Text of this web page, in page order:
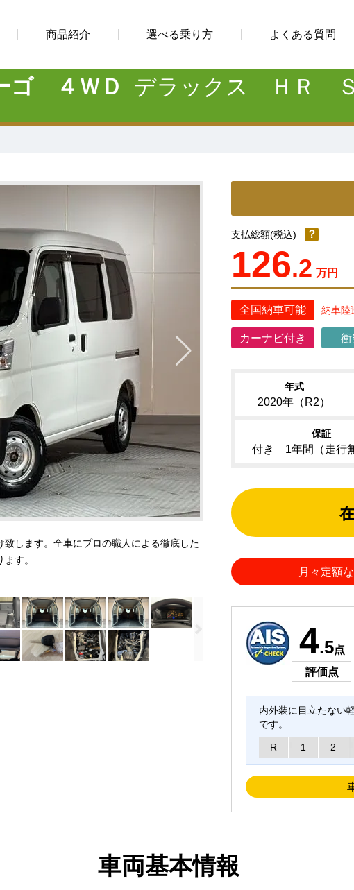
商品紹介 選べる乗り方 よくある質問
ゴ ４ＷＤ デラックス ＨＲ
します。全車にプロの職人による徹底した
す。
支払総額(税込)
126.2 万円
？
全国納車可能 納車陸
カーナビ付き 衝
年式
2020年（R2）
保証
付き 1年間（走行無
月々定額
4.5点
評価点
内外装に目立たない
です。
R 1 2
車両基本情報